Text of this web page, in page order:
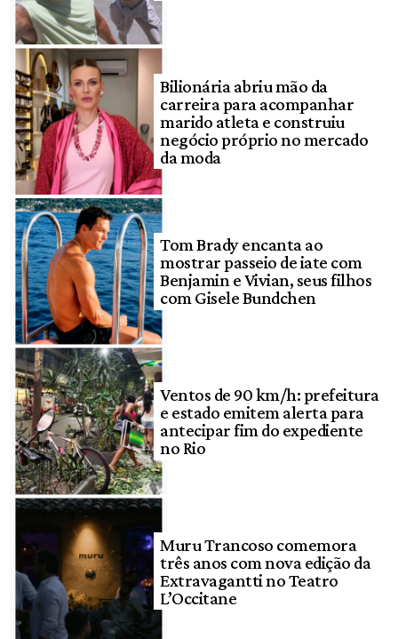
Bilionária abriu mão da
carreira para acompanhar
marido atleta e construiu
negócio próprio no mercado
da moda
Tom Brady encanta ao
mostrar passeio de iate com
Benjamin e Vivian, seus filhos
com Gisele Bundchen
Ventos de 90 km/h: prefeitura
e estado emitem alerta para
antecipar fim do expediente
no Rio
Muru Trancoso comemora
três anos com nova edição da
Extravagantti no Teatro
L’Occitane